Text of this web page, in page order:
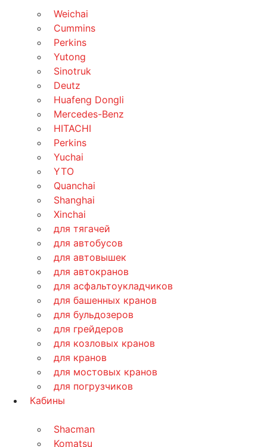
Weichai
Cummins
Perkins
Yutong
Sinotruk
Deutz
Huafeng Dongli
Mercedes-Benz
HITACHI
Perkins
Yuchai
YTO
Quanchai
Shanghai
Xinchai
для тягачей
для автобусов
для автовышек
для автокранов
для асфальтоукладчиков
для башенных кранов
для бульдозеров
для грейдеров
для козловых кранов
для кранов
для мостовых кранов
для погрузчиков
Кабины
Shacman
Komatsu